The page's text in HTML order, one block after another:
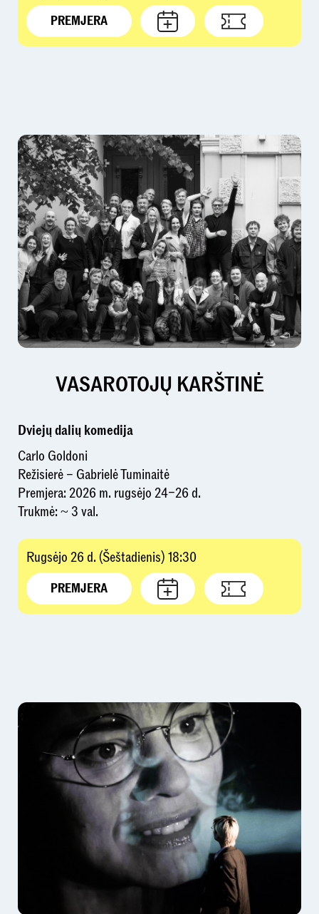
PREMJERA
VASAROTOJŲ KARŠTINĖ
Dviejų dalių komedija
Carlo Goldoni
Režisierė – Gabrielė Tuminaitė
Premjera: 2026 m. rugsėjo 24–26 d.
Trukmė: ~ 3 val.
Rugsėjo 26 d. (Šeštadienis) 18:30
PREMJERA